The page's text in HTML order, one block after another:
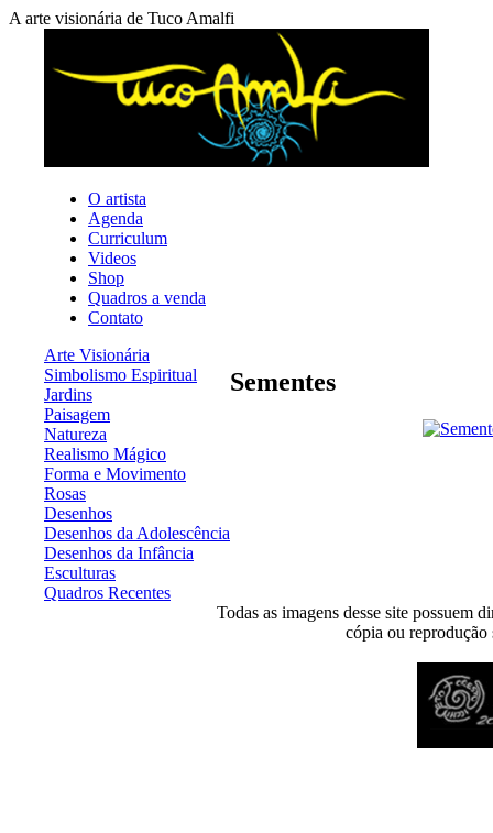
A arte visionária de Tuco Amalfi
O artista
Agenda
Curriculum
Videos
Shop
Quadros a venda
Contato
Arte Visionária
Simbolismo Espiritual
Jardins
Paisagem
Natureza
Realismo Mágico
Forma e Movimento
Rosas
Desenhos
Desenhos da Adolescência
Desenhos da Infância
Esculturas
Quadros Recentes
Sementes
Todas as imagens desse site possuem
cópia ou reprodução